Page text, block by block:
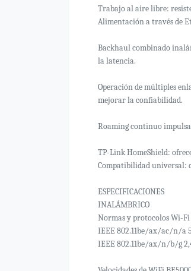
Trabajo al aire libre:
Alimentación a través de
Backhaul combinado
la latencia.
Operación de múltiples
mejorar la confiabilidad.
Roaming continuo
TP-Link HomeShield:
Compatibilidad universal:
ESPECIFICACIONES
INALÁMBRICO
Normas y protocolos Wi-Fi
IEEE 802.11be/ax/ac/n/a
IEEE 802.11be/ax/n/b/g